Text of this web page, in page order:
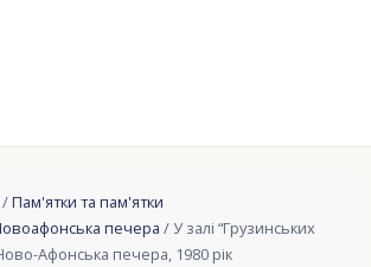
/Пам'ятки та пам'ятки
печера / У залі “Грузинських
Афонська печера, 1980 рік